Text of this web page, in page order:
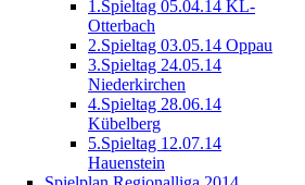
1.Spieltag 05.04.14 KL-
Otterbach
2.Spieltag 03.05.14 Oppau
3.Spieltag 24.05.14
Niederkirchen
4.Spieltag 28.06.14
Kübelberg
5.Spieltag 12.07.14
Hauenstein